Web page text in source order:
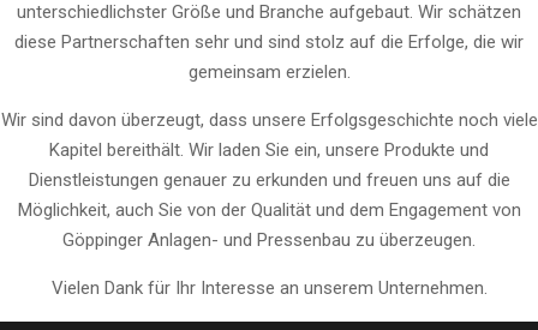
unterschiedlichster Größe und Branche aufgebaut. Wir schätzen
diese Partnerschaften sehr und sind stolz auf die Erfolge, die wir
gemeinsam erzielen.
Wir sind davon überzeugt, dass unsere Erfolgsgeschichte noch viele
Kapitel bereithält. Wir laden Sie ein, unsere Produkte und
Dienstleistungen genauer zu erkunden und freuen uns auf die
Möglichkeit, auch Sie von der Qualität und dem Engagement von
Göppinger Anlagen- und Pressenbau zu überzeugen.
Vielen Dank für Ihr Interesse an unserem Unternehmen.